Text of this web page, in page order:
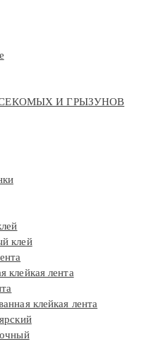
И ГРЫЗУНОВ
клей
клейкая лента
клейкая лента